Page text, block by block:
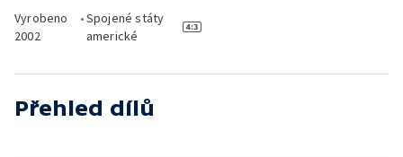
Vyrobeno
2002
•Spojené státy
americké
Přehled dílů